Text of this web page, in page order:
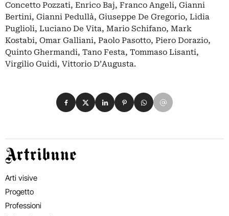
Concetto Pozzati, Enrico Baj, Franco Angeli, Gianni
Bertini, Gianni Pedullà, Giuseppe De Gregorio, Lidia
Puglioli, Luciano De Vita, Mario Schifano, Mark
Kostabi, Omar Galliani, Paolo Pasotto, Piero Dorazio,
Quinto Ghermandi, Tano Festa, Tommaso Lisanti,
Virgilio Guidi, Vittorio D’Augusta.
Condividi su Facebook
Condividi su X
Condividi su LinkedIn
Condividi su Pinterest
Condividi su WhatsApp
Condividi su Email
Artribune
Arti visive
Progetto
Professioni